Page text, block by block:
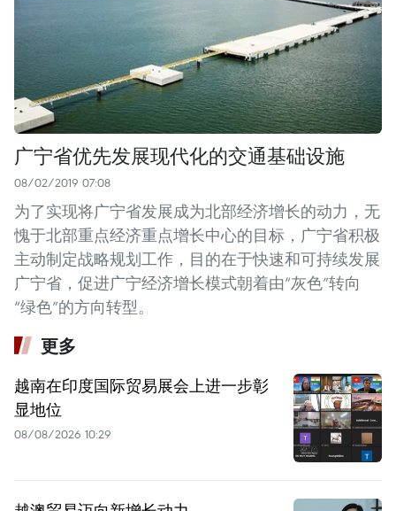
广宁省优先发展现代化的交通基础设施
08/02/2019 07:08
为了实现将广宁省发展成为北部经济增长的动力，无
愧于北部重点经济重点增长中心的目标，广宁省积极
主动制定战略规划工作，目的在于快速和可持续发展
广宁省，促进广宁经济增长模式朝着由“灰色”转向
“绿色”的方向转型。
更多
越南在印度国际贸易展会上进一步彰
显地位
08/08/2026 10:29